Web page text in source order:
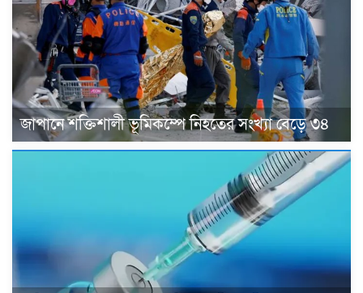
জাপানে শক্তিশালী ভূমিকম্পে নিহতের সংখ্যা বেড়ে ৩৪